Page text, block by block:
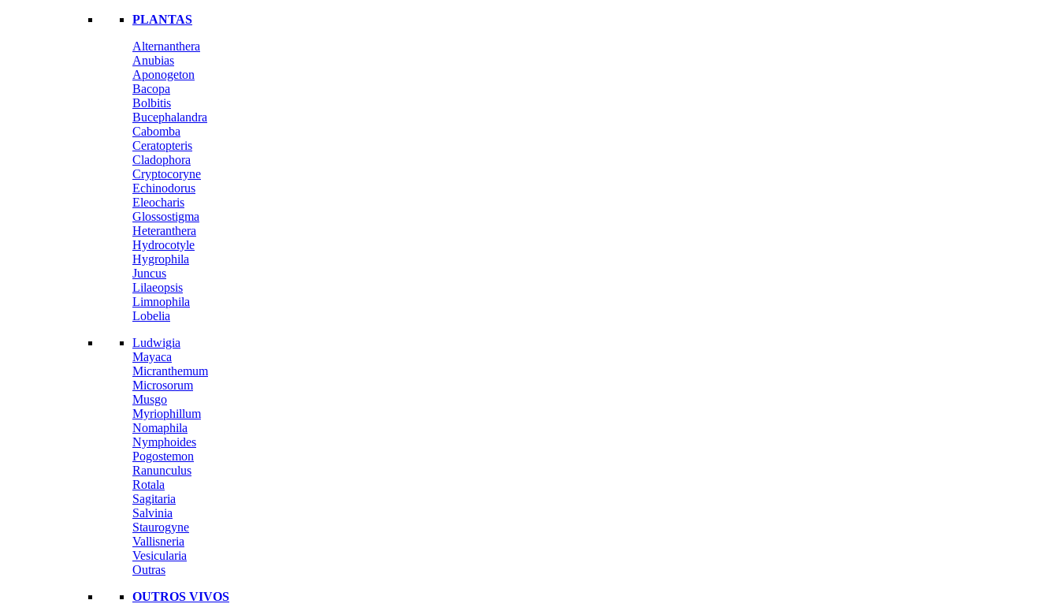
PLANTAS
Alternanthera
Anubias
Aponogeton
Bacopa
Bolbitis
Bucephalandra
Cabomba
Ceratopteris
Cladophora
Cryptocoryne
Echinodorus
Eleocharis
Glossostigma
Heteranthera
Hydrocotyle
Hygrophila
Juncus
Lilaeopsis
Limnophila
Lobelia
Ludwigia
Mayaca
Micranthemum
Microsorum
Musgo
Myriophillum
Nomaphila
Nymphoides
Pogostemon
Ranunculus
Rotala
Sagitaria
Salvinia
Staurogyne
Vallisneria
Vesicularia
Outras
OUTROS VIVOS